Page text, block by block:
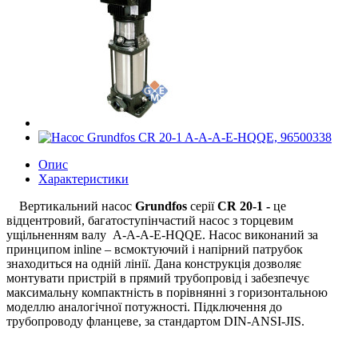
Опис
Характеристики
Вертикальний насос Grundfos серіїCR 20-1 - це
відцентровий, багатоступінчастий насос з торцевим
ущільненням валу A-А-A-E-HQQE. Насос виконаний за
принципом inline – всмоктуючий і напірний патрубок
знаходиться на одній лінії. Дана конструкція дозволяє
монтувати пристрій в прямий трубопровід і забезпечує
максимальну компактність в порівнянні з горизонтальною
моделлю аналогічної потужності. Підключення до
трубопроводу фланцеве, за стандартом DIN-ANSI-JIS.